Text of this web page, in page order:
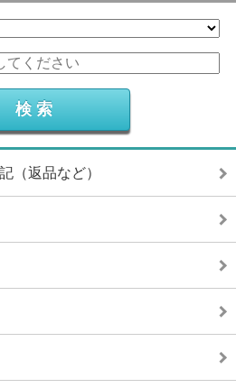
（返品など）